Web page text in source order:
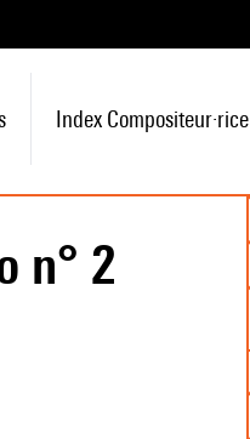
Index Compositeur·rice
n° 2